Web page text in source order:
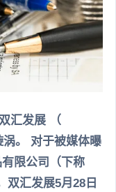
汇发展 （
。 对于被媒体曝
限公司（下称
双汇发展5月28日